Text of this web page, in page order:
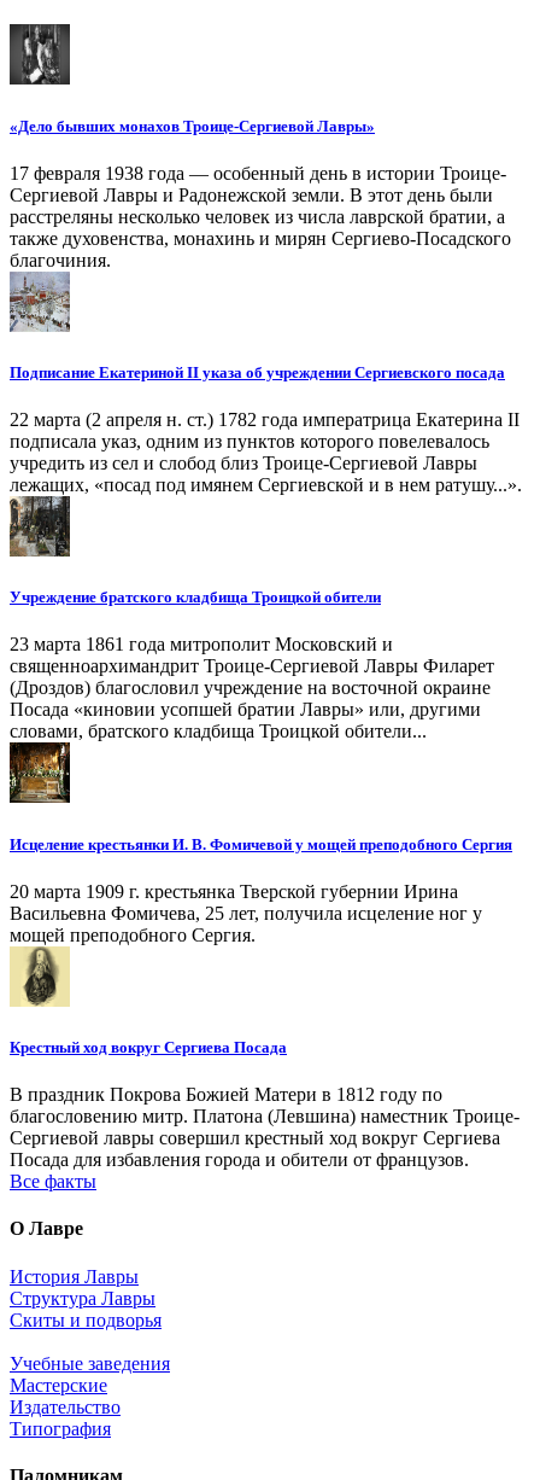
«Дело бывших монахов Троице-Сергиевой Лавры»
17 февраля 1938 года — особенный день в истории Троице-
Сергиевой Лавры и Радонежской земли. В этот день были
расстреляны несколько человек из числа лаврской братии, а
также духовенства, монахинь и мирян Сергиево-Посадского
благочиния.
Подписание Екатериной II указа об учреждении Сергиевского посада
22 марта (2 апреля н. ст.) 1782 года императрица Екатерина II
подписала указ, одним из пунктов которого повелевалось
учредить из сел и слобод близ Троице-Сергиевой Лавры
лежащих, «посад под имянем Сергиевской и в нем ратушу...».
Учреждение братского кладбища Троицкой обители
23 марта 1861 года митрополит Московский и
священноархимандрит Троице-Сергиевой Лавры Филарет
(Дроздов) благословил учреждение на восточной окраине
Посада «киновии усопшей братии Лавры» или, другими
словами, братского кладбища Троицкой обители...
Исцеление крестьянки И. В. Фомичевой у мощей преподобного Сергия
20 марта 1909 г. крестьянка Тверской губернии Ирина
Васильевна Фомичева, 25 лет, получила исцеление ног у
мощей преподобного Сергия.
Крестный ход вокруг Сергиева Посада
В праздник Покрова Божией Матери в 1812 году по
благословению митр. Платона (Левшина) наместник Троице-
Сергиевой лавры совершил крестный ход вокруг Сергиева
Посада для избавления города и обители от французов.
Все факты
О Лавре
История Лавры
Структура Лавры
Скиты и подворья
Учебные заведения
Мастерские
Издательство
Типография
Паломникам